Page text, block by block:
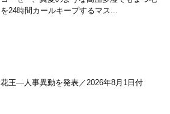
を24時間カールキープするマス...
花王―人事異動を発表／2026年8月1日付